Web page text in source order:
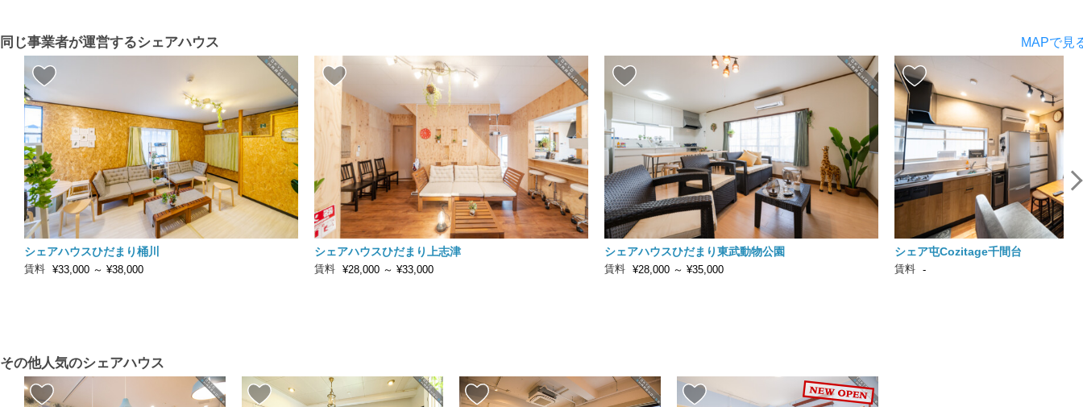
同じ事業者が運営するシェアハウス MAPで見
シェアハウスひだまり桶川
賃料 ¥33,000 ～ ¥38,000
シェアハウスひだまり上志津
賃料 ¥28,000 ～ ¥33,000
シェアハウスひだまり東武動物公園
賃料 ¥28,000 ～ ¥35,000
シェア屯Cozitage千間台
賃料 -
その他人気のシェアハウス